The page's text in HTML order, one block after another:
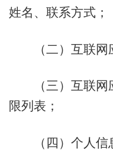
姓名、联系方式；
（二）互联网应
（三）互联网
限列表；
（四）个人信